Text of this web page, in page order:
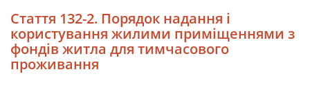
Стаття 132-2. Порядок надання і
користування жилими приміщеннями з
фондів житла для тимчасового
проживання